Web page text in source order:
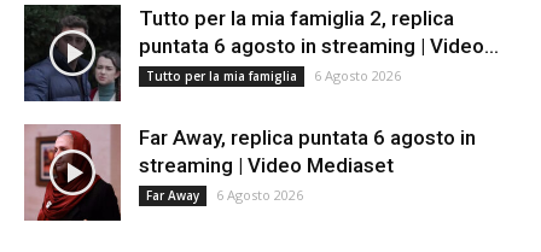
Tutto per la mia famiglia 2, replica
puntata 6 agosto in streaming | Video...
Tutto per la mia famiglia 6 Agosto 2026
Far Away, replica puntata 6 agosto in
streaming | Video Mediaset
Far Away 6 Agosto 2026